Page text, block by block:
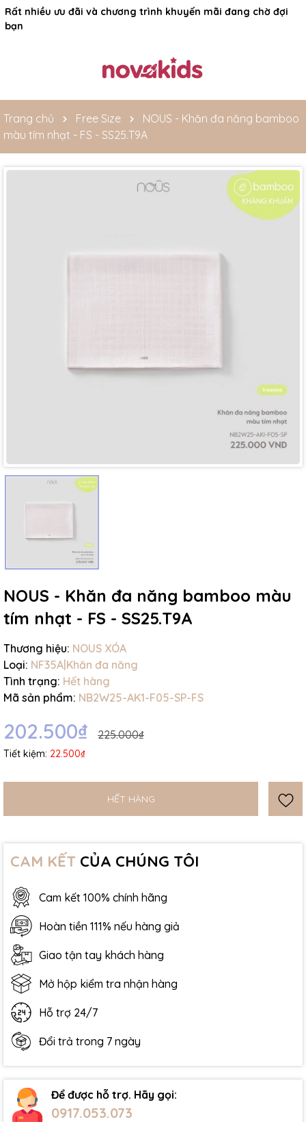
Rất nhiều ưu đãi và chương trình khuyến mãi đang chờ đợi
bạn
Trang chủ Free Size
NOUS - Khăn đa năng bamboo
màu tím nhạt - FS - SS25.T9A
NOUS - Khăn đa năng bamboo màu
tím nhạt - FS - SS25.T9A
Thương hiệu: NOUS XÓA
Loại: NF35A|Khăn đa năng
Tình trạng: Hết hàng
Mã sản phẩm: NB2W25-AK1-F05-SP-FS
202.500₫ 225.000₫
Tiết kiệm: 22.500₫
HẾT HÀNG
CAM KẾT CỦA CHÚNG TÔI
Cam kết 100% chính hãng
Hoàn tiền 111% nếu hàng giả
Giao tận tay khách hàng
Mở hộp kiểm tra nhận hàng
Hỗ trợ 24/7
Đổi trả trong 7 ngày
Để được hỗ trợ. Hãy gọi:
0917.053.073
Điều kiện: